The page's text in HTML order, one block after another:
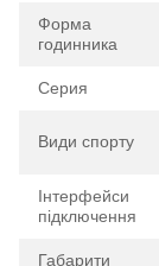
Форма
годинника
Серия
Види спорту
Інтерфейси
підключення
Габарити